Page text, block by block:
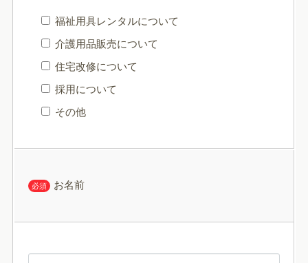
福祉用具レンタルについて
介護用品販売について
住宅改修について
採用について
その他
必須 お名前